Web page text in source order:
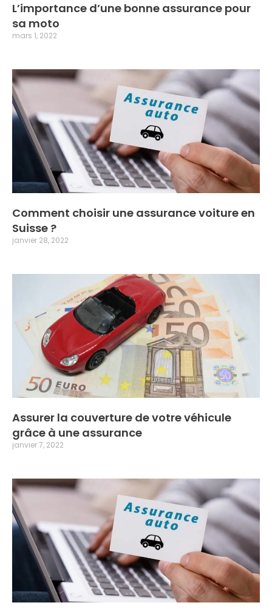
L’importance d’une bonne assurance pour
sa moto
mars 1, 2022
Comment choisir une assurance voiture en
Suisse ?
janvier 28, 2022
Assurer la couverture de votre véhicule
grâce à une assurance
janvier 7, 2022